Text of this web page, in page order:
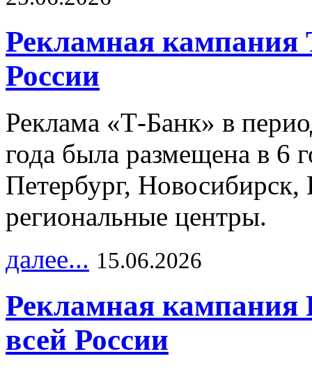
Рекламная кампания
России
Реклама «Т-Банк» в
года была размещена в 6
Петербург,
региональные центры.
далее... 15.06.2026
Рекламная
всей России